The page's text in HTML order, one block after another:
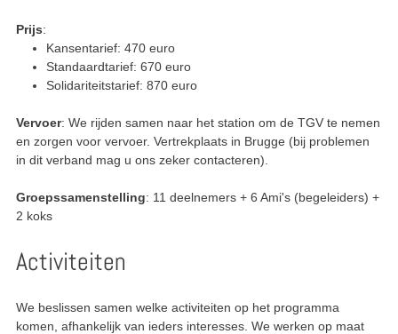
Prijs:
Kansentarief: 470 euro
Standaardtarief: 670 euro
Solidariteitstarief: 870 euro
Vervoer: We rijden samen naar het station om de TGV te nemen
en zorgen voor vervoer. Vertrekplaats in Brugge (bij problemen
in dit verband mag u ons zeker contacteren).
Groepssamenstelling: 11 deelnemers + 6 Ami's (begeleiders) +
2 koks
Activiteiten
We beslissen samen welke activiteiten op het programma
komen, afhankelijk van ieders interesses. We werken op maat